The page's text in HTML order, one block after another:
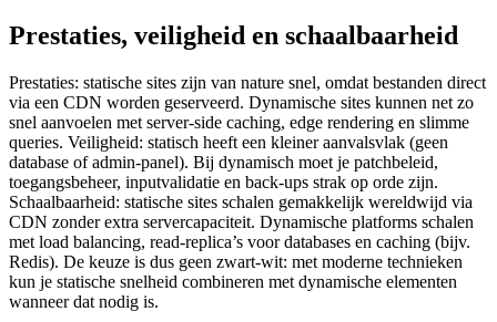
Prestaties, veiligheid en schaalbaarheid
Prestaties: statische sites zijn van nature snel, omdat bestanden direct
via een CDN worden geserveerd. Dynamische sites kunnen net zo
snel aanvoelen met server-side caching, edge rendering en slimme
queries. Veiligheid: statisch heeft een kleiner aanvalsvlak (geen
database of admin-panel). Bij dynamisch moet je patchbeleid,
toegangsbeheer, inputvalidatie en back-ups strak op orde zijn.
Schaalbaarheid: statische sites schalen gemakkelijk wereldwijd via
CDN zonder extra servercapaciteit. Dynamische platforms schalen
met load balancing, read-replica’s voor databases en caching (bijv.
Redis). De keuze is dus geen zwart-wit: met moderne technieken
kun je statische snelheid combineren met dynamische elementen
wanneer dat nodig is.